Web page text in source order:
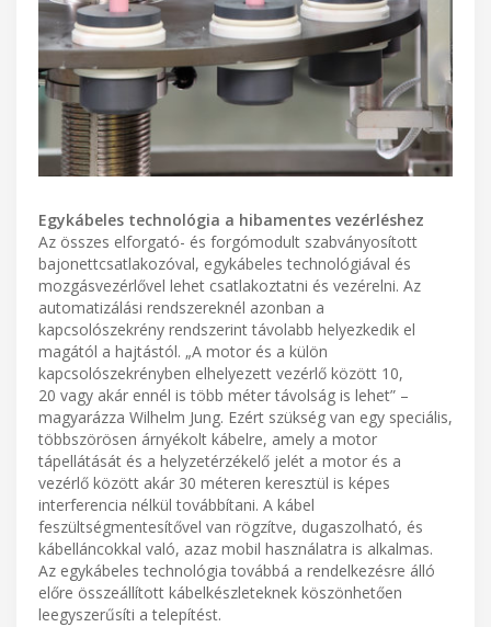
Egykábeles technológia a hibamentes vezérléshez
Az összes elforgató- és forgómodult szabványosított
bajonettcsatlakozóval, egykábeles technológiával és
mozgásvezérlővel lehet csatlakoztatni és vezérelni. Az
automatizálási rendszereknél azonban a
kapcsolószekrény rendszerint távolabb helyezkedik el
magától a hajtástól. „A motor és a külön
kapcsolószekrényben elhelyezett vezérlő között 10,
20 vagy akár ennél is több méter távolság is lehet” –
magyarázza Wilhelm Jung. Ezért szükség van egy speciális,
többszörösen árnyékolt kábelre, amely a motor
tápellátását és a helyzetérzékelő jelét a motor és a
vezérlő között akár 30 méteren keresztül is képes
interferencia nélkül továbbítani. A kábel
feszültségmentesítővel van rögzítve, dugaszolható, és
kábelláncokkal való, azaz mobil használatra is alkalmas.
Az egykábeles technológia továbbá a rendelkezésre álló
előre összeállított kábelkészleteknek köszönhetően
leegyszerűsíti a telepítést.